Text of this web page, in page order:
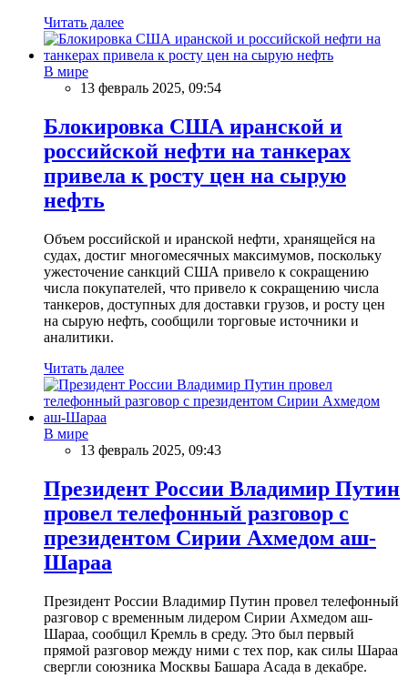
Читать далее
В мире
13 февраль 2025, 09:54
Блокировка США иранской и
российской нефти на танкерах
привела к росту цен на сырую
нефть
Объем российской и иранской нефти, хранящейся на
судах, достиг многомесячных максимумов, поскольку
ужесточение санкций США привело к сокращению
числа покупателей, что привело к сокращению числа
танкеров, доступных для доставки грузов, и росту цен
на сырую нефть, сообщили торговые источники и
аналитики.
Читать далее
В мире
13 февраль 2025, 09:43
Президент России Владимир Путин
провел телефонный разговор с
президентом Сирии Ахмедом аш-
Шараа
Президент России Владимир Путин провел телефонный
разговор с временным лидером Сирии Ахмедом аш-
Шараа, сообщил Кремль в среду. Это был первый
прямой разговор между ними с тех пор, как силы Шараа
свергли союзника Москвы Башара Асада в декабре.